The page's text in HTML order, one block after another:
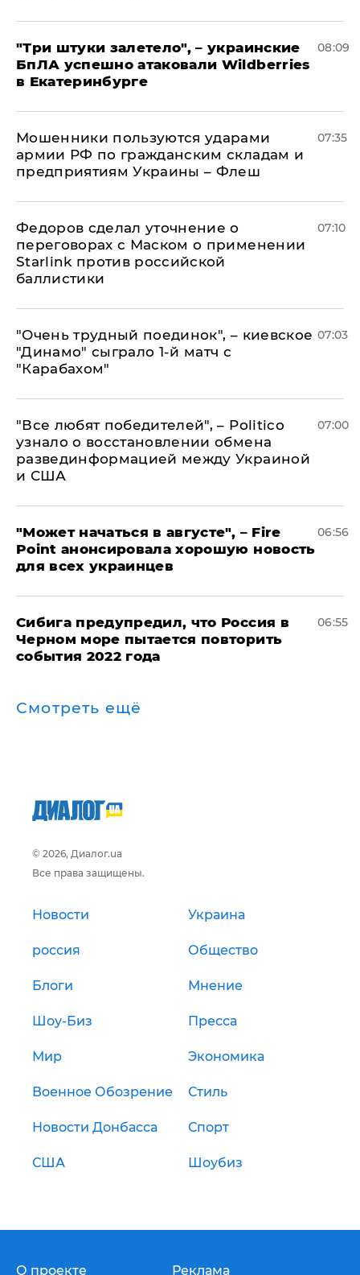
"Три штуки залетело", – украинские
БпЛА успешно атаковали Wildberries
в Екатеринбурге
08:09
Мошенники пользуются ударами
армии РФ по гражданским складам и
предприятиям Украины – Флеш
07:35
Федоров сделал уточнение о
переговорах с Маском о применении
Starlink против российской
баллистики
07:10
"Очень трудный поединок", – киевское
"Динамо" сыграло 1-й матч с
"Карабахом"
07:03
​"Все любят победителей", – Politico
узнало о восстановлении обмена
развединформацией между Украиной
и США
07:00
"Может начаться в августе", – Fire
Point анонсировала хорошую новость
для всех украинцев
06:56
Сибига предупредил, что Россия в
Черном море пытается повторить
события 2022 года
06:55
Смотреть ещё
© 2026, Диалог.ua
Все права защищены.
Новости Украина
россия Общество
Блоги Мнение
Шоу-Биз Пресса
Мир Экономика
Военное Обозрение Стиль
Новости Донбасса Спорт
США Шоубиз
О проекте Реклама